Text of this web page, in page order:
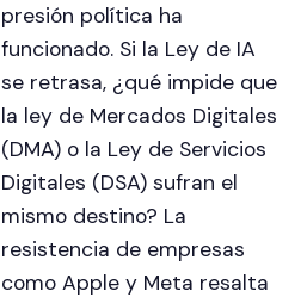
presión política ha
funcionado. Si la Ley de IA
se retrasa, ¿qué impide que
la ley de Mercados Digitales
(DMA) o la Ley de Servicios
Digitales (DSA) sufran el
mismo destino? La
resistencia de empresas
como Apple y Meta resalta